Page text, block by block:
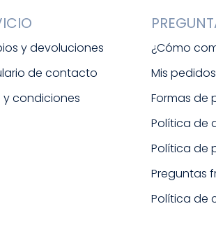
y devoluciones
de contacto
y condiciones
¿Cómo
Mis pedidos
Formas de
Política de
Política de
Preguntas
Política de